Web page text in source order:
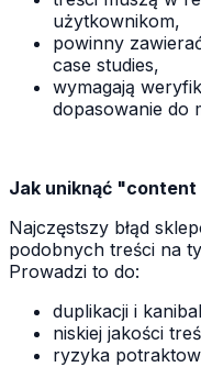
użytkownikom,
powinny
case studies,
wymagają
dopasowanie do
Jak uniknąć
Najczęstszy błąd
podobnych treści na
Prowadzi to do:
duplikacji i
niskiej jakości
ryzyka